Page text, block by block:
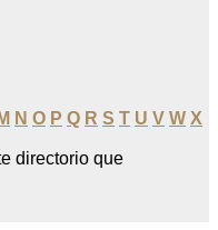
M N O P Q R S T U V W X
directorio que